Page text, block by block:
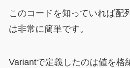
このコードを知っていれば配
は非常に簡単です。
Variantで定義したのは値を格